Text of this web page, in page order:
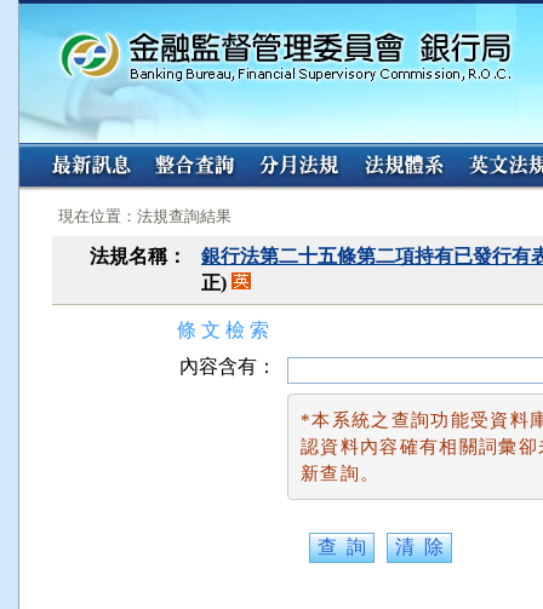
:::
現在位置：法規查詢結果
法規名稱：
銀行法第二十五條第二項持有已發行有
正)
條 文 檢 索
內容含有：
*本系統之查詢功能受資料
認資料內容確有相關詞彙
新查詢。